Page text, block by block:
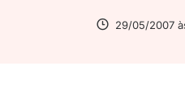
29/05/2007